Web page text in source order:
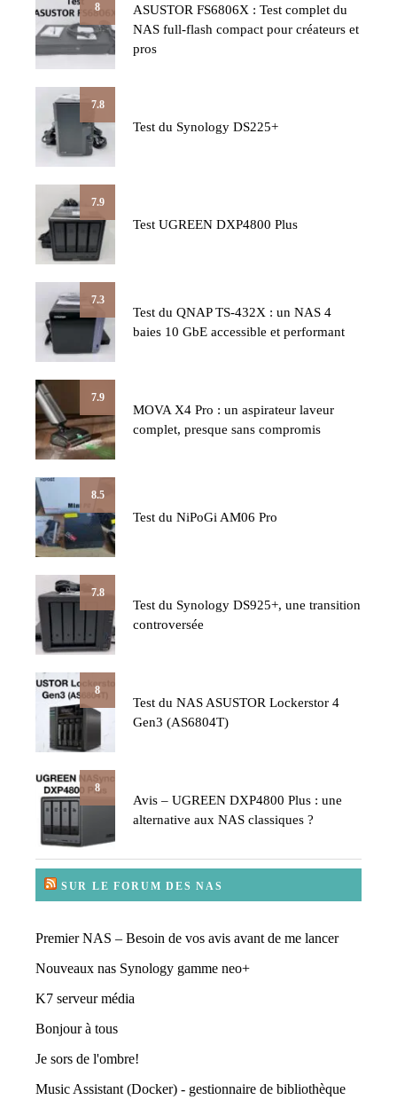
8
ASUSTOR FS6806X : Test complet du
NAS full-flash compact pour créateurs et
pros
7.8
Test du Synology DS225+
7.9
Test UGREEN DXP4800 Plus
7.3
Test du QNAP TS-432X : un NAS 4
baies 10 GbE accessible et performant
7.9
MOVA X4 Pro : un aspirateur laveur
complet, presque sans compromis
8.5
Test du NiPoGi AM06 Pro
7.8
Test du Synology DS925+, une transition
controversée
8
Test du NAS ASUSTOR Lockerstor 4
Gen3 (AS6804T)
8
Avis – UGREEN DXP4800 Plus : une
alternative aux NAS classiques ?
SUR LE FORUM DES NAS
Premier NAS – Besoin de vos avis avant de me lancer
Nouveaux nas Synology gamme neo+
K7 serveur média
Bonjour à tous
Je sors de l'ombre!
Music Assistant (Docker) - gestionnaire de bibliothèque